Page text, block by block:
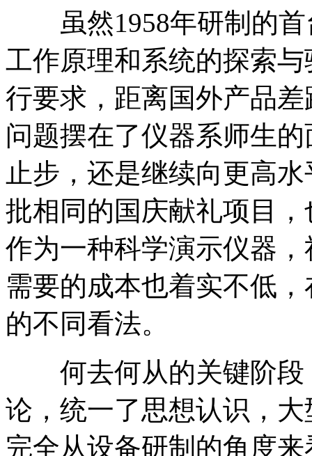
虽然1958年研制的首
工作原理和系统的探索
行要求，距离国外产品
问题摆在了仪器系师生
止步，还是继续向更高
批相同的国庆献礼项目
作为一种科学演示仪器
需要的成本也着实不低
的不同看法。
何去何从的关键阶段
论，统一了思想认识，
完全从设备研制的角度